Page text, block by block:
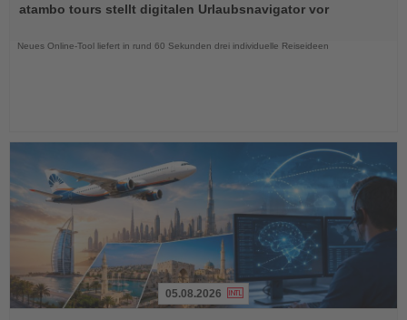
die
atambo tours stellt digitalen Urlaubsnavigator vor
Neues Online-Tool liefert in rund 60 Sekunden drei individuelle Reiseideen
05.08.2026